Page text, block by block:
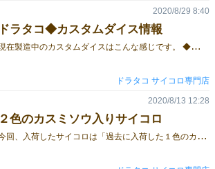
ドラタコ◆カスタムダイス情報
現
在製造中のカスタムダイスはこんな感じです。 ◆星の道 12面体サイコロ 占いなどに使用される12星座を12面体の各面に掘りこんだ12面体のサイコロです。 星座を織り成す星々を繋ぐ線「星の道」に蓄光塗料を使用しているため、ブラックライトや太陽光などの強い光を当てると暗がりで光を放ち、綺麗な星座を見る事ができます。 ◆幻想色彩 6面ダイス - 装飾版 すでにサンプルとして製造していた「幻想色彩 多面体ダイスセット」の6面体に模様を加え、6面だけを販売する予定で製造中です。 サイコロ本体の素材に光の当り方で色が変わるプリズム素体を使用しているため、サイコロを転がす度に移り変わる表情を楽しむことが出来ます。 ↓ 「幻想色彩 多面体ダイスセット」のサンプルはこんな感じです ↓ ドラタコ
2020/8/29 8:40
ドラタコ サイコロ専門店
２色のカスミソウ入りサイコロ
今
回、入荷したサイコロは「過去に入荷した１色のカスミソウが入ったサイコロ」のバージョンアップ版で、サイコロの中に「２つの色に染めたカスミソウ」が入っています。 逆光で撮影するとこんな感じになります。 ↓ ↓ ↓ ◆フラワーダイス【ピンク＆ベージュ】 多面体サイコロ7個セット ◆フラワーダイス【青＆ベージュ】 多面体サイコロ7個セット ◆フラワーダイス【緑＆黄色】 多面体サイコロ7個セット ◆フラワーダイス【紫＆橙】 多面体サイコロ7個セット ◆フラワーダイス【深緑＆山吹】 多面体サイコロ7個セット 夏の日差しがつらいこの時期、涼しげな見た目のダイスセットをご検討ください＾＾ ドラタコ
2020/8/13 12:28